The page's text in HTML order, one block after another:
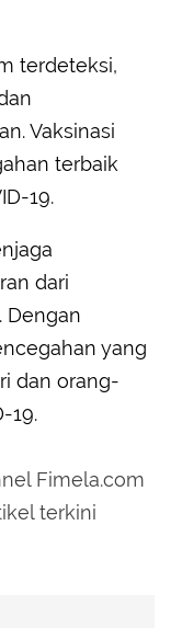
terdeteksi,
Vaksinasi
terbaik
19.
dari
Dengan
yang
dan orang-
19.
Fimela.com
terkini